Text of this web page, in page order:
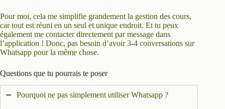
Pour moi, cela me simplifie grandement la gestion des cours,
car tout est réuni en un seul et unique endroit. Et tu peux
également me contacter directement par message dans
l’application ! Donc, pas besoin d’avoir 3-4 conversations sur
Whatsapp pour la même chose.
Questions que tu pourrais te poser
Pourquoi ne pas simplement utiliser Whatsapp ?